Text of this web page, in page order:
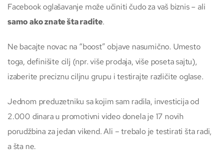
Facebook oglašavanje može učiniti čudo za vaš biznis – ali
samo ako znate šta radite.
Ne bacajte novac na “boost” objave nasumično. Umesto
toga, definišite cilj (npr. više prodaja, više poseta sajtu),
izaberite preciznu ciljnu grupu i testirajte različite oglase.
Jednom preduzetniku sa kojim sam radila, investicija od
2.000 dinara u promotivni video donela je 17 novih
porudžbina za jedan vikend. Ali – trebalo je testirati šta radi,
a šta ne.